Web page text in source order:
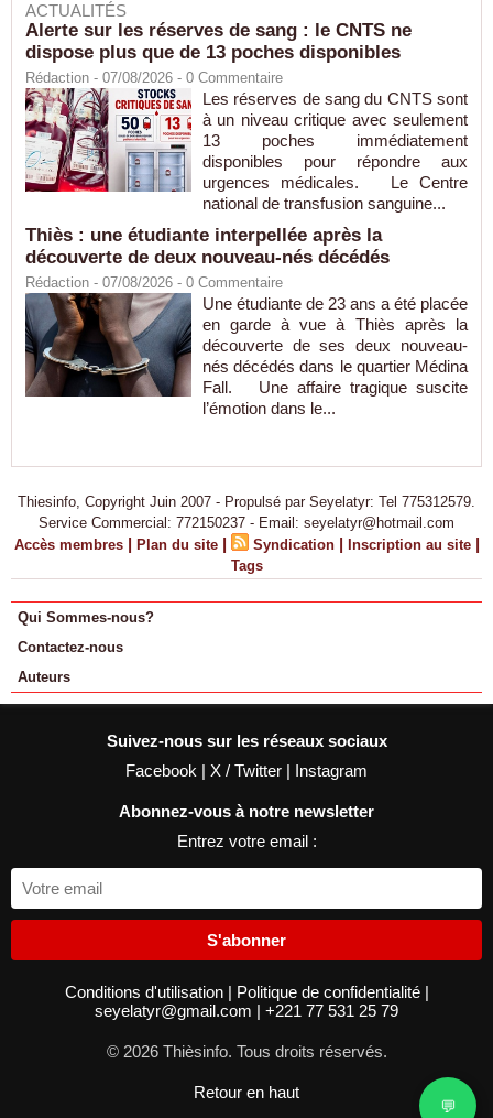
ACTUALITÉS
Alerte sur les réserves de sang : le CNTS ne
dispose plus que de 13 poches disponibles
Rédaction - 07/08/2026 - 0 Commentaire
Les réserves de sang du CNTS sont
à un niveau critique avec seulement
13 poches immédiatement
disponibles pour répondre aux
urgences médicales. Le Centre
national de transfusion sanguine...
Thiès : une étudiante interpellée après la
découverte de deux nouveau-nés décédés
Rédaction - 07/08/2026 - 0 Commentaire
Une étudiante de 23 ans a été placée
en garde à vue à Thiès après la
découverte de ses deux nouveau-
nés décédés dans le quartier Médina
Fall. Une affaire tragique suscite
l’émotion dans le...
Thiesinfo, Copyright Juin 2007 - Propulsé par Seyelatyr: Tel 775312579.
Service Commercial: 772150237 - Email: seyelatyr@hotmail.com
Accès membres | Plan du site | Syndication | Inscription au site |
Tags
Qui Sommes-nous?
Contactez-nous
Auteurs
Suivez-nous sur les réseaux sociaux
Facebook | X / Twitter | Instagram
Abonnez-vous à notre newsletter
Entrez votre email :
S'abonner
Conditions d'utilisation | Politique de confidentialité |
seyelatyr@gmail.com | +221 77 531 25 79
© 2026 Thièsinfo. Tous droits réservés.
Retour en haut
💬